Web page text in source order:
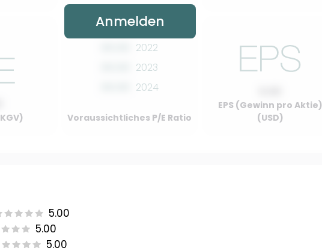
2022
2023
2024
Voraussichtliches P/E Ratio
EPS (Gewinn pro Aktie)
(USD)
Anmelden
5.00
5.00
5.00